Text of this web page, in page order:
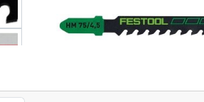
Varenummer